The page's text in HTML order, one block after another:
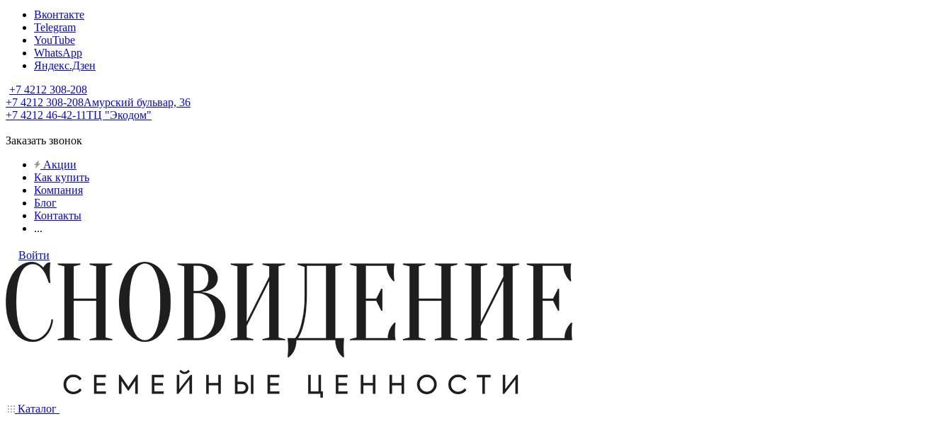
Вконтакте
Telegram
YouTube
WhatsApp
Яндекс.Дзен
+7 4212 308-208
+7 4212 308-208Амурский бульвар, 36
+7 4212 46-42-11ТЦ "Экодом"
Заказать звонок
Акции
Как купить
Компания
Блог
Контакты
...
Войти
Каталог